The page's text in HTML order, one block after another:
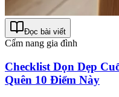
Đọc bài viết
Cẩm nang gia đình
Checklist Dọn Dẹp
Quên 10 Điểm Này